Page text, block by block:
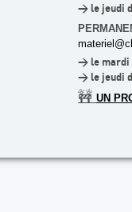
> le jeudi
> le mardi
> le jeudi
🚧 UN